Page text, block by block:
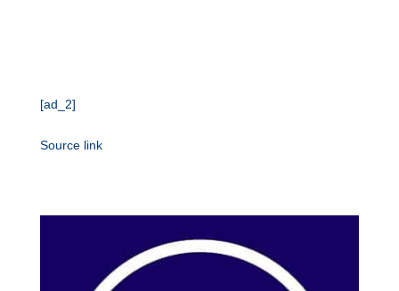
[ad_2]
Source link